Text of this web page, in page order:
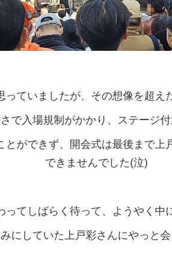
っていましたが、その想像を超え
で入場規制がかかり、ステージ
とができず、開会式は最後まで上
できませんでした(泣)
ってしばらく待って、ようやく中
みにしていた上戸彩さんにやっ